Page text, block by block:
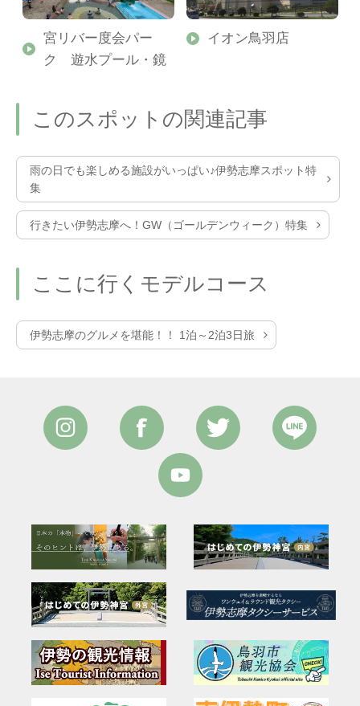
宮リバー度会パー
ク 遊水プール・鏡
イオン鳥羽店
このスポットの関連記事
雨の日でも楽しめる施設がいっぱい♪伊勢志摩スポット特
集
行きたい伊勢志摩へ！GW（ゴールデンウィーク）特集
ここに行くモデルコース
伊勢志摩のグルメを堪能！！ 1泊～2泊3日旅